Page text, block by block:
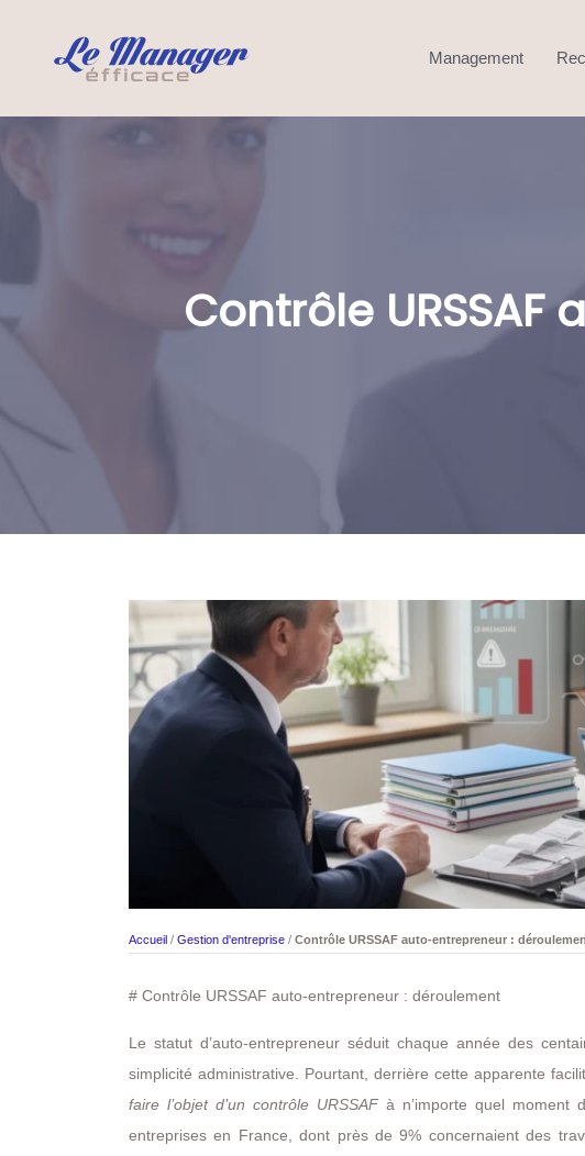
Management
Contrôle
Accueil / Gestion d'entreprise / Contrôle URSSAF auto-entrepreneur :
# Contrôle URSSAF auto-entrepreneur : déroulement
Le statut d’auto-entrepreneur séduit chaque année des
simplicité administrative. Pourtant, derrière cette apparente
faire l’objet d’un contrôle URSSAF à n’importe quel moment
entreprises en France, dont près de 9% concernaient des